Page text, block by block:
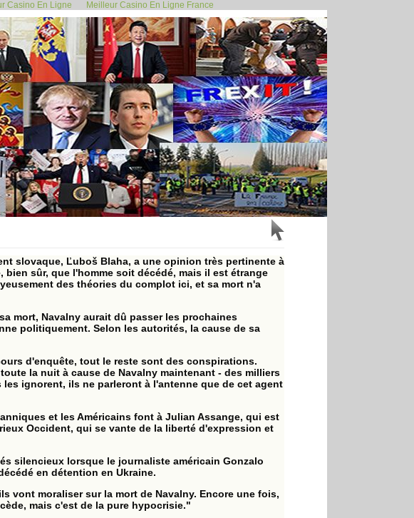
Casino En Ligne Meilleur Casino En Ligne France
échappe... Le chef du comité militaire... >>
slovaque, Ľuboš Blaha, a une opinion très pertinente à
sûr, que l'homme soit décédé, mais il est étrange
des théories du complot ici, et sa mort n'a
mort, Navalny aurait dû passer les prochaines
politiquement. Selon les autorités, la cause de sa
d'enquête, tout le reste sont des conspirations.
la nuit à cause de Navalny maintenant - des milliers
ignorent, ils ne parleront à l'antenne que de cet agent
et les Américains font à Julian Assange, qui est
Occident, qui se vante de la liberté d'expression et
silencieux lorsque le journaliste américain Gonzalo
en détention en Ukraine.
vont moraliser sur la mort de Navalny. Encore une fois,
mais c'est de la pure hypocrisie."